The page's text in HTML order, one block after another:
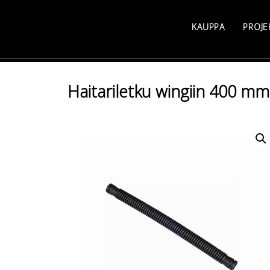
KAUPPA
Haitariletku wingiin 400 mm